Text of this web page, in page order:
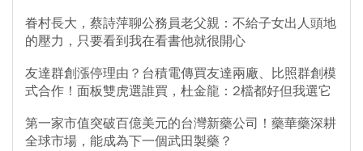
眷村長大，蔡詩萍聊公務員老父親：不給子女出人頭地
的壓力，只要看到我在看書他就很開心
友達群創漲停理由？台積電傳買友達兩廠、比照群創模
式合作！面板雙虎選誰買，杜金龍：2檔都好但我選它
第一家市值突破百億美元的台灣新藥公司！藥華藥深耕
全球市場，能成為下一個武田製藥？